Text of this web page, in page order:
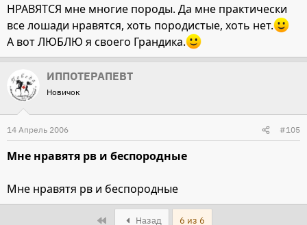
НРАВЯТСЯ мне многие породы. Да мне практически
все лошади нравятся, хоть породистые, хоть нет.
А вот ЛЮБЛЮ я своего Грандика.
ИППОТЕРАПЕВТ
Новичок
14 Апрель 2006 #105
Мне нравятя рв и беспородные
Мне нравятя рв и беспородные
Назад 6 из 6